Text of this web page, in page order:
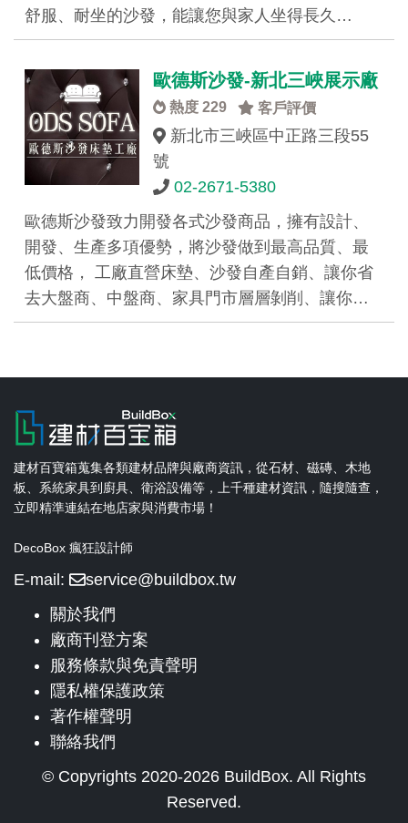
舒服、耐坐的沙發，能讓您與家人坐得長久…
歐德斯沙發-新北三峽展示廠
熱度 229 客戶評價
新北市三峽區中正路三段55
號
02-2671-5380
歐德斯沙發致力開發各式沙發商品，擁有設計、
開發、生產多項優勢，將沙發做到最高品質、最
低價格， 工廠直營床墊、沙發自產自銷、讓你省
去大盤商、中盤商、家具門市層層剝削、讓你…
建材百寶箱蒐集各類建材品牌與廠商資訊，從石材、磁磚、木地
板、系統家具到廚具、衛浴設備等，上千種建材資訊，隨搜隨查，
立即精準連結在地店家與消費市場！
DecoBox 瘋狂設計師
E-mail:
service@buildbox.tw
關於我們
廠商刊登方案
服務條款與免責聲明
隱私權保護政策
著作權聲明
聯絡我們
© Copyrights 2020-2026 BuildBox. All Rights
Reserved.